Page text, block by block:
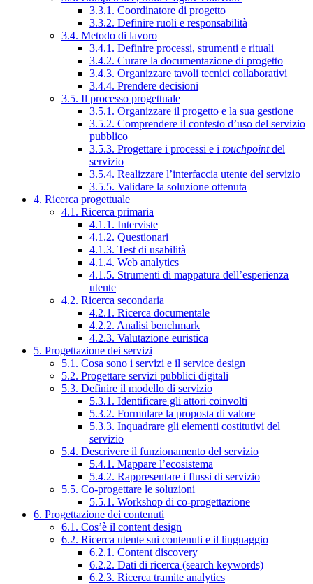
3.3.1. Coordinatore di progetto
3.3.2. Definire ruoli e responsabilità
3.4. Metodo di lavoro
3.4.1. Definire processi, strumenti e rituali
3.4.2. Curare la documentazione di progetto
3.4.3. Organizzare tavoli tecnici collaborativi
3.4.4. Prendere decisioni
3.5. Il processo progettuale
3.5.1. Organizzare il progetto e la sua gestione
3.5.2. Comprendere il contesto d’uso del servizio
pubblico
3.5.3. Progettare i processi e i touchpointdel
servizio
3.5.4. Realizzare l’interfaccia utente del servizio
3.5.5. Validare la soluzione ottenuta
4. Ricerca progettuale
4.1. Ricerca primaria
4.1.1. Interviste
4.1.2. Questionari
4.1.3. Test di usabilità
4.1.4. Web analytics
4.1.5. Strumenti di mappatura dell’esperienza
utente
4.2. Ricerca secondaria
4.2.1. Ricerca documentale
4.2.2. Analisi benchmark
4.2.3. Valutazione euristica
5. Progettazione dei servizi
5.1. Cosa sono i servizi e il service design
5.2. Progettare servizi pubblici digitali
5.3. Definire il modello di servizio
5.3.1. Identificare gli attori coinvolti
5.3.2. Formulare la proposta di valore
5.3.3. Inquadrare gli elementi costitutivi del
servizio
5.4. Descrivere il funzionamento del servizio
5.4.1. Mappare l’ecosistema
5.4.2. Rappresentare i flussi di servizio
5.5. Co-progettare le soluzioni
5.5.1. Workshop di co-progettazione
6. Progettazione dei contenuti
6.1. Cos’è il content design
6.2. Ricerca utente sui contenuti e il linguaggio
6.2.1. Content discovery
6.2.2. Dati di ricerca (search keywords)
6.2.3. Ricerca tramite analytics